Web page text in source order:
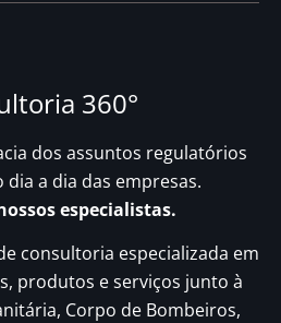
360°
dos assuntos regulatórios
dia a dia das empresas.
especialistas.
consultoria especializada em
produtos e serviços junto à
Corpo de Bombeiros,